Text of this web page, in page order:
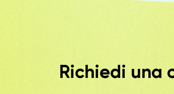
Richiedi una